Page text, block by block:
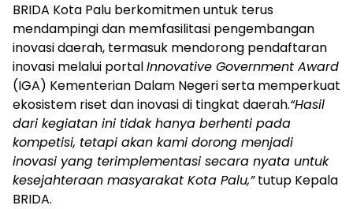
BRIDA Kota Palu berkomitmen untuk terus
mendampingi dan memfasilitasi pengembangan
inovasi daerah, termasuk mendorong pendaftaran
inovasi melalui portalInnovative Government Award
(IGA) Kementerian Dalam Negeri serta memperkuat
ekosistem riset dan inovasi di tingkat daerah.“Hasil
dari kegiatan ini tidak hanya berhenti pada
kompetisi, tetapi akan kami dorong menjadi
inovasi yang terimplementasi secara nyata untuk
kesejahteraan masyarakat Kota Palu,”tutup Kepala
BRIDA.